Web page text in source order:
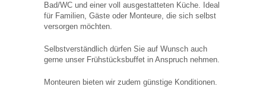
Bad/WC und einer voll ausgestatteten Küche. Ideal
für Familien, Gäste oder Monteure, die sich selbst
versorgen möchten.
Selbstverständlich dürfen Sie auf Wunsch auch
gerne unser Frühstücksbuffet in Anspruch nehmen.
Monteuren bieten wir zudem günstige Konditionen.